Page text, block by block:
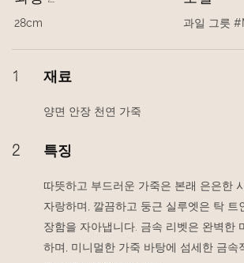
28cm 과일 그릇
1 재료
양면 안장 천연 가죽
2 특징
따뜻하고 부드러운 가죽은 본래 은은한
자랑하며, 깔끔하고 둥근 실루엣은 탁 트
장함을 자아냅니다. 금속 리벳은 완벽한
하며, 미니멀한 가죽 바탕에 섬세한 금속